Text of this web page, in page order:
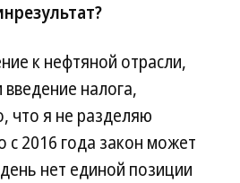
к нефтяной отрасли,
налога,
что я не разделяю
с 2016 года закон может
нет единой позиции